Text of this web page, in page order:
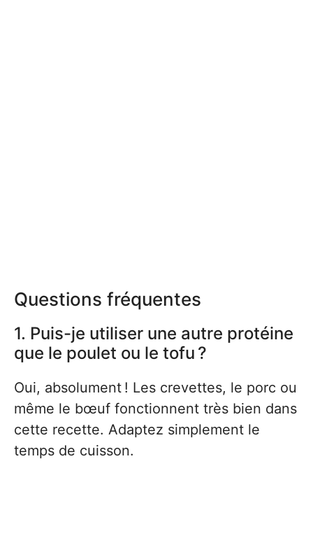
Questions fréquentes
1. Puis-je utiliser une autre protéine
que le poulet ou le tofu ?
Oui, absolument ! Les crevettes, le porc ou
même le bœuf fonctionnent très bien dans
cette recette. Adaptez simplement le
temps de cuisson.